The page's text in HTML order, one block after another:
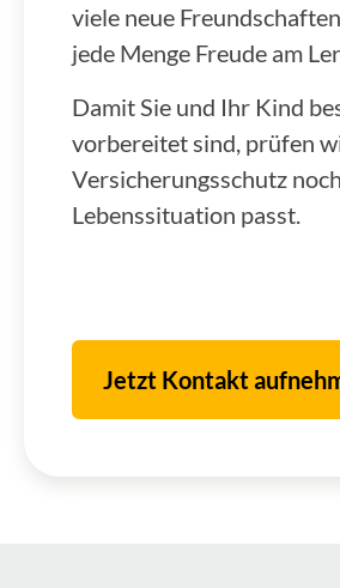
viele neue
jede Menge Freude am
Damit Sie und Ihr Kind
vorbereitet sind, prüfen
Versicherungsschutz
Lebenssituation passt.
Jetzt Kontakt